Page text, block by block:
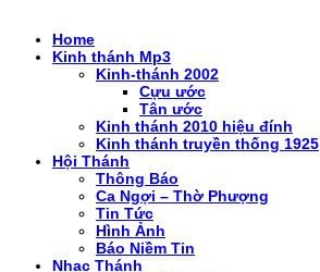
Home
Kinh thánh Mp3
Kinh-thánh 2002
Cựu ước
Tân ước
Kinh thánh 2010 hiệu đính
Kinh thánh truyền thống 1925
Hội Thánh
Thông Báo
Ca Ngợi – Thờ Phượng
Tin Tức
Hình Ảnh
Báo Niềm Tin
Nhạc Thánh